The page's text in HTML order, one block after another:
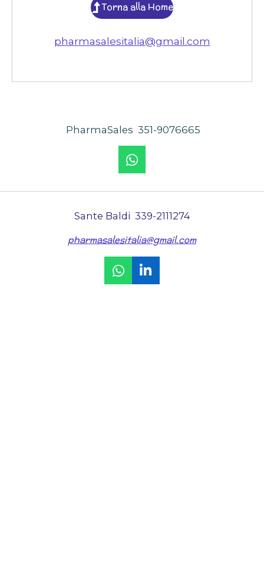
Torna alla Home
pharmasalesitalia@gmail.com
PharmaSales 351-9076665
W
h
a
s
p
p
Sante Baldi 339-2111274
pharmasalesitalia@gmail.com
W
h
L
i